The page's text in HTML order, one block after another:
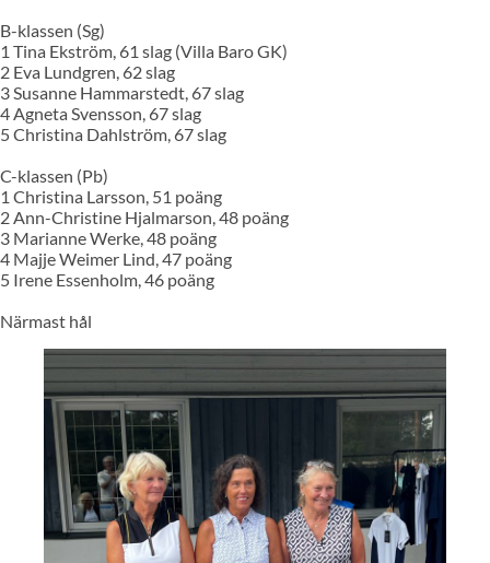
B-klassen (Sg)
1 Tina Ekström, 61 slag (Villa Baro GK)
2 Eva Lundgren, 62 slag
3 Susanne Hammarstedt, 67 slag
4 Agneta Svensson, 67 slag
5 Christina Dahlström, 67 slag
C-klassen (Pb)
1 Christina Larsson, 51 poäng
2 Ann-Christine Hjalmarson, 48 poäng
3 Marianne Werke, 48 poäng
4 Majje Weimer Lind, 47 poäng
5 Irene Essenholm, 46 poäng
Närmast hål